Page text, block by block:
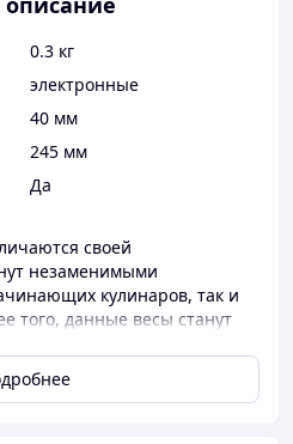
0.3 кг
электронные
40 мм
245 мм
Да
своей
незаменимыми
кулинаров, так и
того, данные весы станут
тех, кому необходимо
перед их приемом.